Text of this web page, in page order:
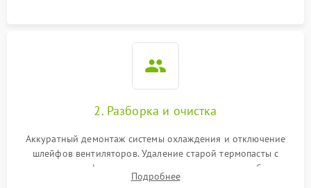
2. Разборка и очистка
Аккуратный демонтаж системы охлаждения и отключение
шлейфов вентиляторов. Удаление старой термопасты с
кристалла графического чипа и термопрокладок с банок
памяти и зоны VRM. Очистка платы от пыли и окислов.
Подробнее